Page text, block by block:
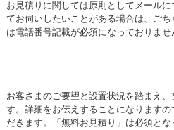
お見積りに関しては原則としてメール
てお伺いしたいことがある場合は、ご
は電話番号記載が必須になっておりませ
お客さまのご要望と設置状況を踏まえ
す。詳細をお伝えすることになります
だきます。「無料お見積り」は必須と